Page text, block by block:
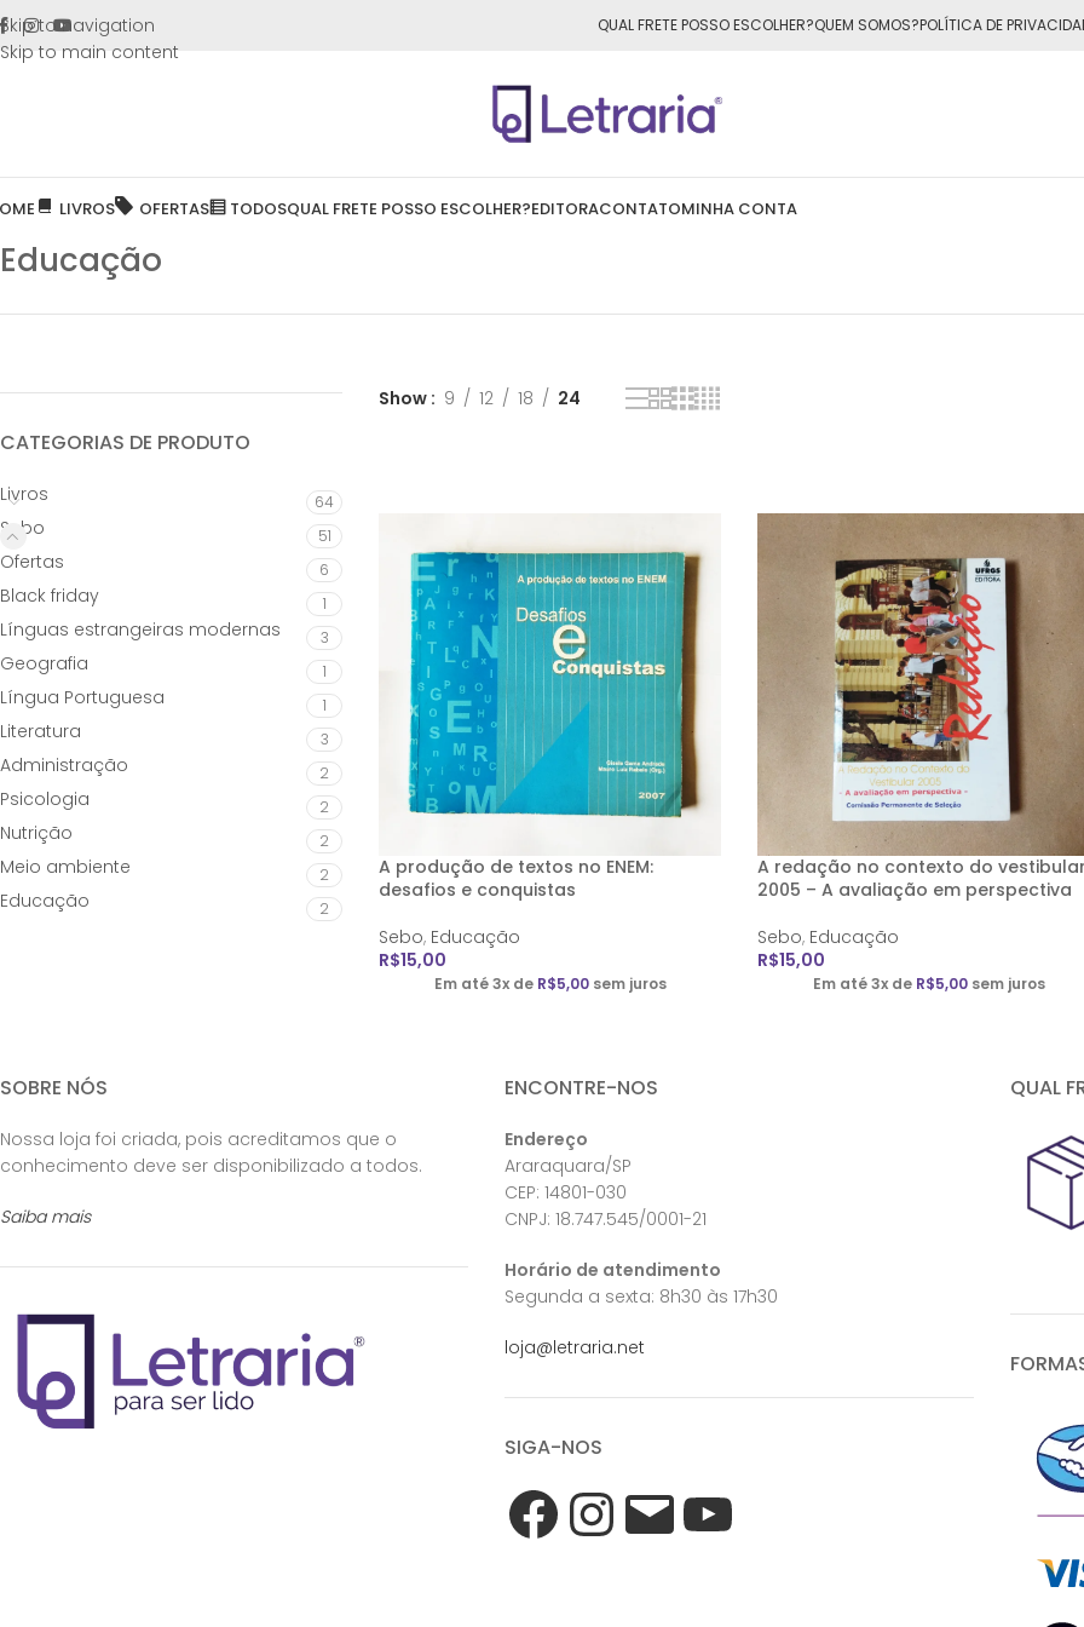
Skip to navigation
Skip to main content
para todo o Brasil nas compras acima de R$50,00
QUAL FRETE POSSO ESCOLHER?QUEM SOMOS?POLÍTICA DE
LIVROS OFERTAS TODOSQUAL FRETE POSSO ESCOLHER?EDITORACONTATOMINHA CONTA
Educação
CATEGORIAS DE PRODUTO
Livros 64
Sebo 51
Ofertas 6
Black friday 1
Línguas estrangeiras modernas 3
Geografia 1
Língua Portuguesa 1
Literatura 3
Administração 2
Psicologia 2
Nutrição 2
Meio ambiente 2
Educação 2
Show 9 12 18 24
A produção de textos no ENEM:
desafios e conquistas
Sebo, Educação
R$15,00
Em até 3x de R$5,00 sem juros
A redação no contexto do
2005 – A avaliação em perspectiva
Sebo, Educação
R$15,00
Em até 3x de R$5,00 sem juros
SOBRE NÓS
Nossa loja foi criada, pois acreditamos que o
conhecimento deve ser disponibilizado a todos.
Saiba mais
ENCONTRE-NOS
Endereço
Araraquara/SP
CEP: 14801-030
CNPJ: 18.747.545/0001-21
Horário de atendimento
Segunda a sexta: 8h30 às 17h30
loja@letraria.net
SIGA-NOS
QUAL